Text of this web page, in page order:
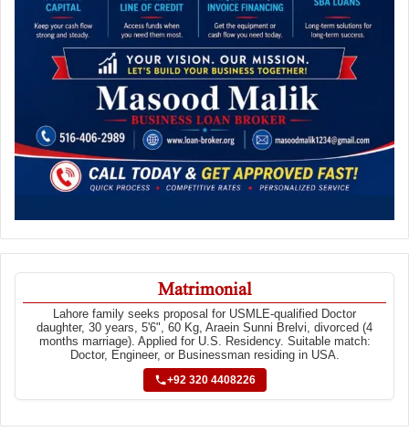
Matrimonial
Lahore family seeks proposal for USMLE-qualified Doctor
daughter, 30 years, 5'6", 60 Kg, Araein Sunni Brelvi, divorced (4
months marriage). Applied for U.S. Residency. Suitable match:
Doctor, Engineer, or Businessman residing in USA.
+92 320 4408226